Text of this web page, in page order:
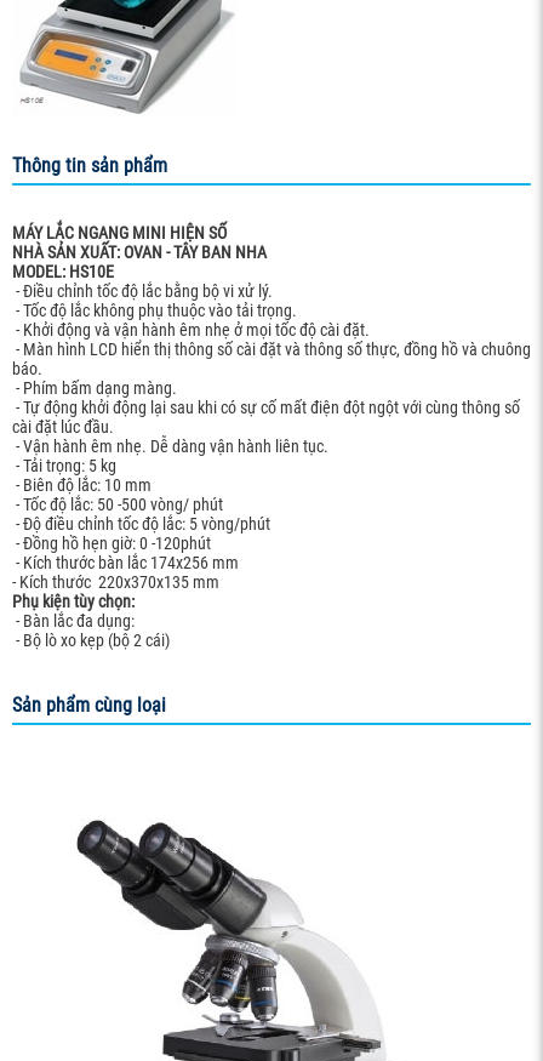
Thông tin sản phẩm
MÁY LẮC NGANG MINI HIỆN SỐ
NHÀ SẢN XUẤT: OVAN - TÂY BAN NHA
MODEL: HS10E
- Điều chỉnh tốc độ lắc bằng bộ vi xử lý.
- Tốc độ lắc không phụ thuộc vào tải trọng.
- Khởi động và vận hành êm nhẹ ở mọi tốc độ cài đặt.
- Màn hình LCD hiển thị thông số cài đặt và thông số thực, đồng hồ và chuông
báo.
- Phím bấm dạng màng.
- Tự động khởi động lại sau khi có sự cố mất điện đột ngột với cùng thông số
cài đặt lúc đầu.
- Vận hành êm nhẹ. Dễ dàng vận hành liên tục.
- Tải trọng: 5 kg
- Biên độ lắc: 10 mm
- Tốc độ lắc: 50 -500 vòng/ phút
- Độ điều chỉnh tốc độ lắc: 5 vòng/phút
- Đồng hồ hẹn giờ: 0 -120phút
- Kích thước bàn lắc 174x256 mm
- Kích thước 220x370x135 mm
Phụ kiện tùy chọn:
- Bàn lắc đa dụng:
- Bộ lò xo kẹp (bộ 2 cái)
Sản phẩm cùng loại